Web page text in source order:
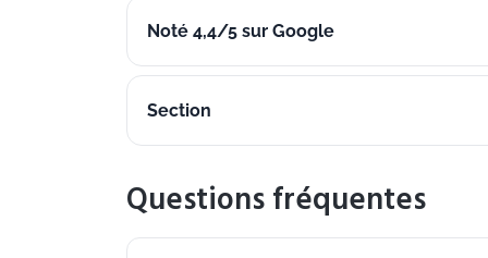
Noté 4,4/5 sur Google
Section
Questions fréquentes